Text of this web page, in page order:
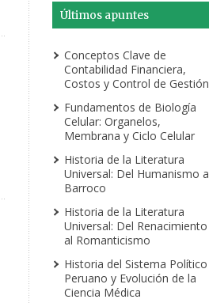
Últimos apuntes
Conceptos Clave de
Contabilidad Financiera,
Costos y Control de Gestión
Fundamentos de Biología
Celular: Organelos,
Membrana y Ciclo Celular
Historia de la Literatura
Universal: Del Humanismo
Barroco
Historia de la Literatura
Universal: Del Renacimiento
al Romanticismo
Historia del Sistema Político
Peruano y Evolución de la
Ciencia Médica